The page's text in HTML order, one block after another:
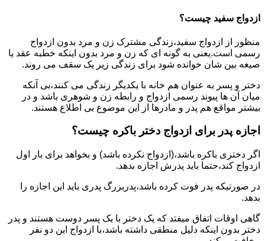
ازدواج سفید چیست؟
منظور از ازدواج سفید،زندگی مشترک زن و مرد بدون ازدواج
رسمی است.یعنی به گونه ای که زن و مرد بدون اینکه خطبه عقد یا
صیغه بین شان خوانده شود برای زندگی زیر یک سقف می روند.
دختر و پسر به عنوان هم خانه با یکدیگر زندگی می کنند،بی آنکه
میان آن ها پیوند رسمی ازدواج و رابطه زن و شوهری باشد و در
بیشتر مواقع هم پدر و مادرها از این موضوع بی اطلاع هستند.
اجازه پدر برای ازدواج دختر باکره چیست؟
اگر دختری باکره باشد،(ازدواج نکرده باشد) و بخواهد برای بار اول
ازدواج کند،حتما باید پدرش اجازه بدهد.
در صورتیکه پدر فوت کرده باشد،پدربزرگ پدری باید این اجازه را
بدهد.
گاهی اوقات اتفاق میفتد که یک دختر با یک پسر دوست هستند و پدر
دختر بدون اینکه دلیل منطقی داشته باشد،با ازدواج این دو نفر